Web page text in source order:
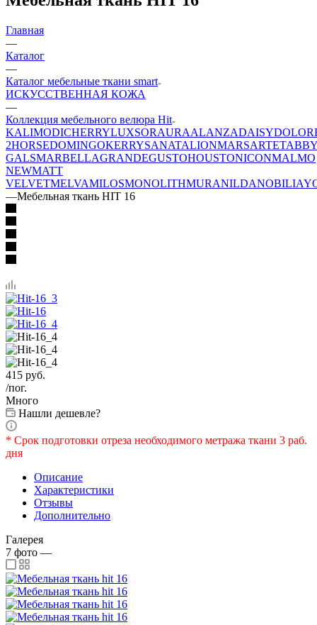
Главная
—
Каталог
—
Каталог мебельные ткани smart
ИСКУССТВЕННАЯ КОЖА
—
Коллекция мебельного велюра Hit
KALIMODICHERRYLUXSORAURAALANZADAISY
2HORSEDOMINGOKERRYSANATALIONMARSARTE
GALSMARBELLAGRANDEGUSTOHOUSTONICONMALMO
NEWMATT
VELVETMELVAMILOSMONOLITHMURANILDANOBILIA
—Мебельная ткань HIT 16
415 руб.
/пог.
Много
Нашли дешевле?
* Срок подготовки отреза необходимого метража ткани 3 раб.
дня
Описание
Характеристики
Отзывы
Дополнительно
Галерея
7 фото —